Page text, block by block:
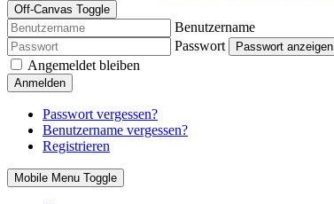
Off-Canvas Toggle
Benutzername
Passwort
Passwort anzeigen
Angemeldet bleiben
Anmelden
Passwort vergessen?
Benutzername vergessen?
Registrieren
Mobile Menu Toggle